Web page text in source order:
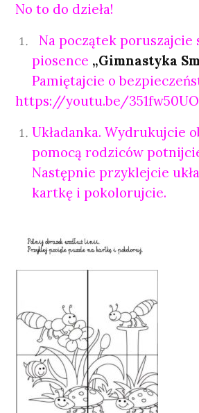
No to do dzieła!
Na początek poruszajcie
piosence „Gimnastyka
Pamiętajcie o
https://youtu.be/
Układanka. Wydrukujcie
pomocą rodziców
Następnie przyklejcie
kartkę i pokolorujcie.